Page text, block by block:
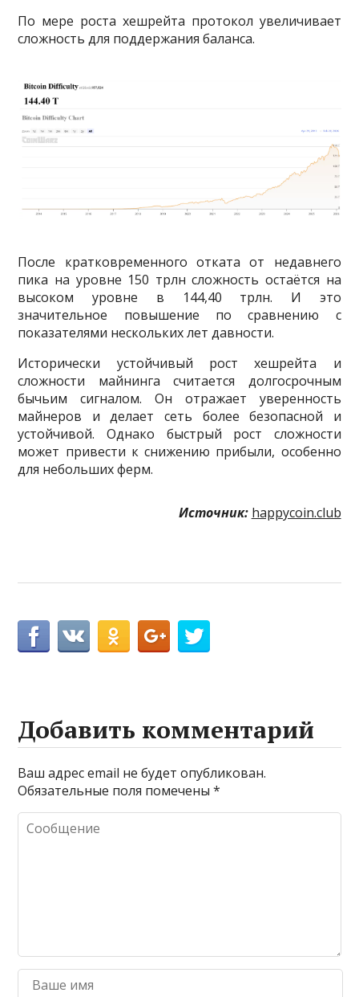
По мере роста хешрейта протокол увеличивает
сложность для поддержания баланса.
После кратковременного отката от недавнего
пика на уровне 150 трлн сложность остаётся на
высоком уровне в 144,40 трлн. И это
значительное повышение по сравнению с
показателями нескольких лет давности.
Исторически устойчивый рост хешрейта и
сложности майнинга считается долгосрочным
бычьим сигналом. Он отражает уверенность
майнеров и делает сеть более безопасной и
устойчивой. Однако быстрый рост сложности
может привести к снижению прибыли, особенно
для небольших ферм.
Источник: happycoin.club
Добавить комментарий
Ваш адрес email не будет опубликован.
Обязательные поля помечены*